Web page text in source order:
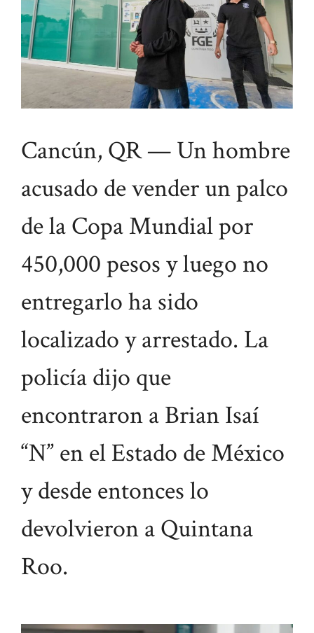
Cancún, QR — Un hombre
acusado de vender un palco
de la Copa Mundial por
450,000 pesos y luego no
entregarlo ha sido
localizado y arrestado. La
policía dijo que
encontraron a Brian Isaí
“N” en el Estado de México
y desde entonces lo
devolvieron a Quintana
Roo.